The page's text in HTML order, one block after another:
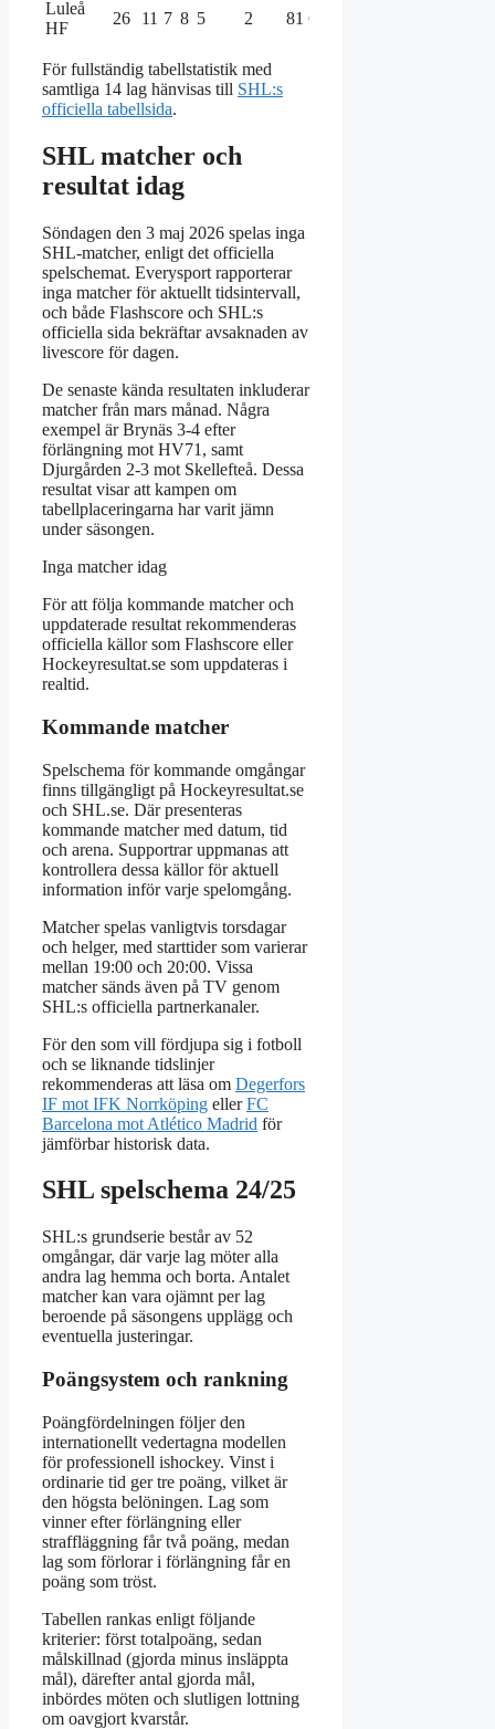
Luleå
HF
26 11 7 8 5 2 81 62
För fullständig tabellstatistik med
samtliga 14 lag hänvisas till SHL:s
officiella tabellsida.
SHL matcher och
resultat idag
Söndagen den 3 maj 2026 spelas inga
SHL-matcher, enligt det officiella
spelschemat. Everysport rapporterar
inga matcher för aktuellt tidsintervall,
och både Flashscore och SHL:s
officiella sida bekräftar avsaknaden av
livescore för dagen.
De senaste kända resultaten inkluderar
matcher från mars månad. Några
exempel är Brynäs 3-4 efter
förlängning mot HV71, samt
Djurgården 2-3 mot Skellefteå. Dessa
resultat visar att kampen om
tabellplaceringarna har varit jämn
under säsongen.
Inga matcher idag
För att följa kommande matcher och
uppdaterade resultat rekommenderas
officiella källor som Flashscore eller
Hockeyresultat.se som uppdateras i
realtid.
Kommande matcher
Spelschema för kommande omgångar
finns tillgängligt på Hockeyresultat.se
och SHL.se. Där presenteras
kommande matcher med datum, tid
och arena. Supportrar uppmanas att
kontrollera dessa källor för aktuell
information inför varje spelomgång.
Matcher spelas vanligtvis torsdagar
och helger, med starttider som varierar
mellan 19:00 och 20:00. Vissa
matcher sänds även på TV genom
SHL:s officiella partnerkanaler.
För den som vill fördjupa sig i fotboll
och se liknande tidslinjer
rekommenderas att läsa om Degerfors
IF mot IFK Norrköping ellerFC
Barcelona mot Atlético Madrid för
jämförbar historisk data.
SHL spelschema 24/25
SHL:s grundserie består av 52
omgångar, där varje lag möter alla
andra lag hemma och borta. Antalet
matcher kan vara ojämnt per lag
beroende på säsongens upplägg och
eventuella justeringar.
Poängsystem och rankning
Poängfördelningen följer den
internationellt vedertagna modellen
för professionell ishockey. Vinst i
ordinarie tid ger tre poäng, vilket är
den högsta belöningen. Lag som
vinner efter förlängning eller
straffläggning får två poäng, medan
lag som förlorar i förlängning får en
poäng som tröst.
Tabellen rankas enligt följande
kriterier: först totalpoäng, sedan
målskillnad (gjorda minus insläppta
mål), därefter antal gjorda mål,
inbördes möten och slutligen lottning
om oavgjort kvarstår.